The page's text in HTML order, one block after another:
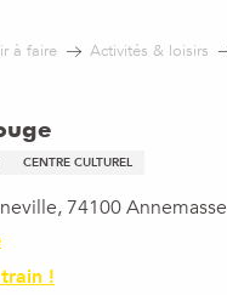
à faire Activités & loisirs
CENTRE CULTUREL
74100 Annemasse
!